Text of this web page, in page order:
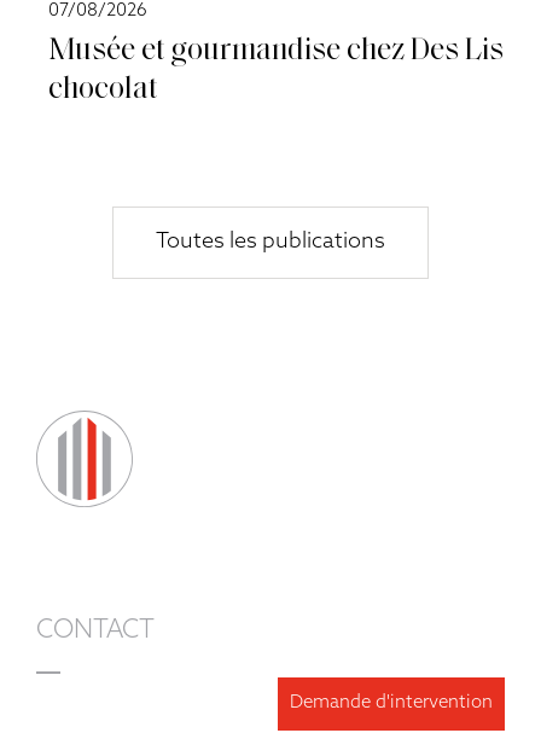
07/08/2026
Musée et gourmandise chez Des Lis
chocolat
Toutes les publications
CONTACT
Demande d'intervention